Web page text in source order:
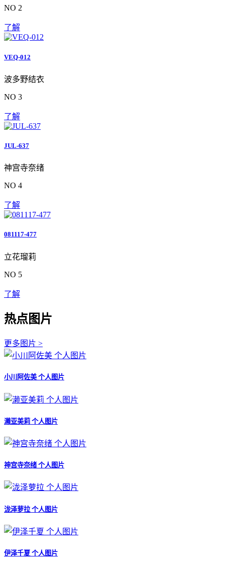
NO 2
了解
VEQ-012
波多野结衣
NO 3
了解
JUL-637
神宫寺奈绪
NO 4
了解
081117-477
立花瑠莉
NO 5
了解
热点图片
更多图片 >
小川阿佐美 个人图片
濑亚美莉 个人图片
神宫寺奈绪 个人图片
泷泽萝拉 个人图片
伊泽千夏 个人图片